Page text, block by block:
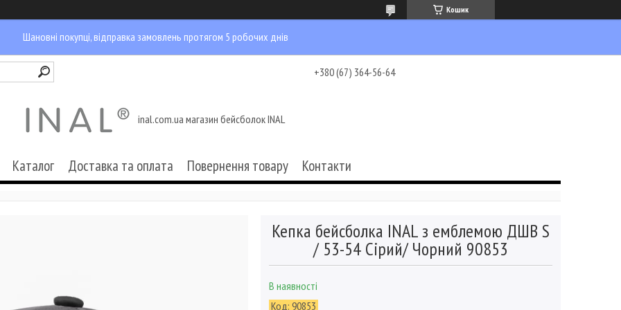
Кошик
Шановні покупці, відправка замовлень протягом 5 робочих днів
+380 (67) 364-56-64
inal.com.ua магазин бейсболок INAL
Каталог Доставка та оплата Повернення товару Контакти
Кепка бейсболка INAL з емблемою ДШВ S
/ 53-54 Сірий/ Чорний 90853
В наявності
Код: 90853